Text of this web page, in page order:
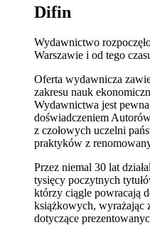
Difin
Wydawnictwo
Warszawie i od tego
Oferta wydawnicza
zakresu nauk
Wydawnictwa jest
doświadczeniem
z czołowych uczelni
praktyków z
Przez niemal 30 lat
tysięcy poczytnych
którzy ciągle powracają
książkowych, wyrażając
dotyczące